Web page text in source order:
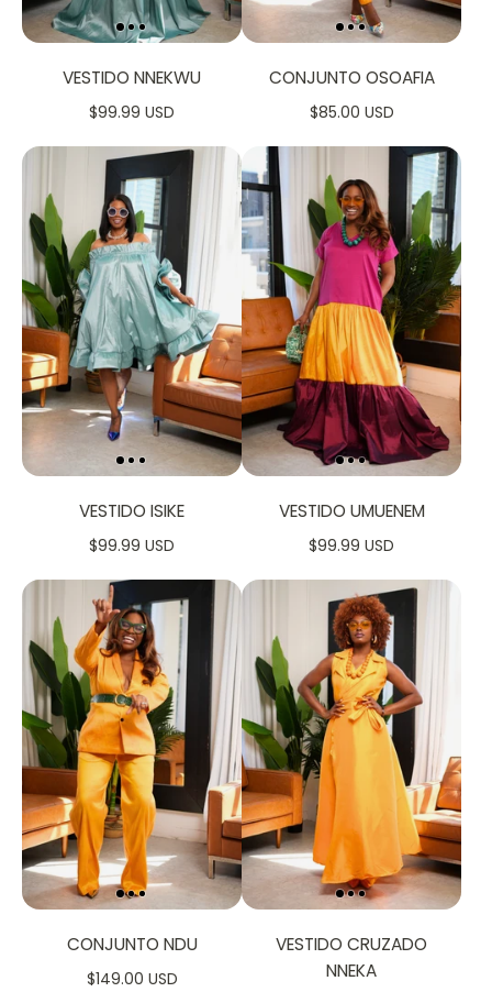
VESTIDO NNEKWU
$99.99 USD
CONJUNTO OSOAFIA
$85.00 USD
VESTIDO ISIKE
$99.99 USD
VESTIDO UMUENEM
$99.99 USD
CONJUNTO NDU
$149.00 USD
VESTIDO CRUZADO
NNEKA